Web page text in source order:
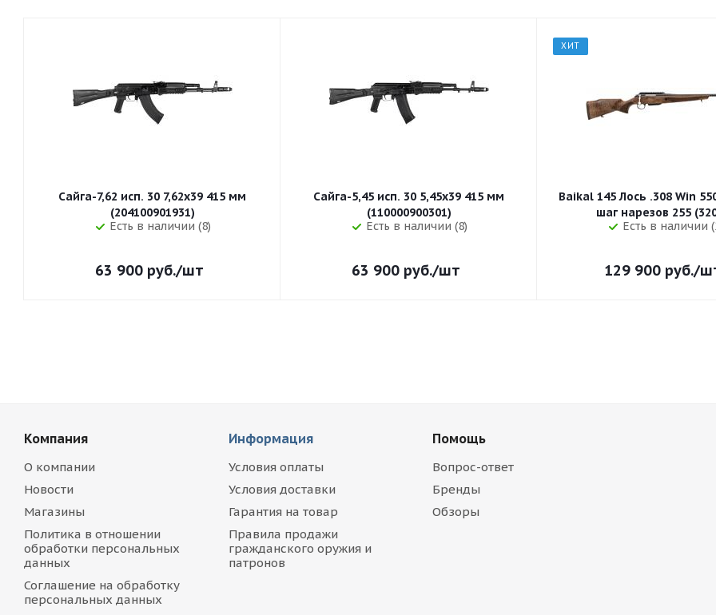
Сайга-7,62 исп. 30 7,62x39 415 мм
(204100901931)
Есть в наличии (8)
63 900 руб./шт
Сайга-5,45 исп. 30 5,45x39 415 мм
(110000900301)
Есть в наличии (8)
63 900 руб./шт
ХИТ
Baikal 145 Лось .308 Win
шаг
Есть в наличии
129 900руб./
Компания
О компании
Новости
Магазины
Политика в отношении
обработки персональных
данных
Соглашение на обработку
персональных данных
Информация
Условия оплаты
Условия доставки
Гарантия на товар
Правила продажи
гражданского оружия и
патронов
Помощь
Вопрос-ответ
Бренды
Обзоры